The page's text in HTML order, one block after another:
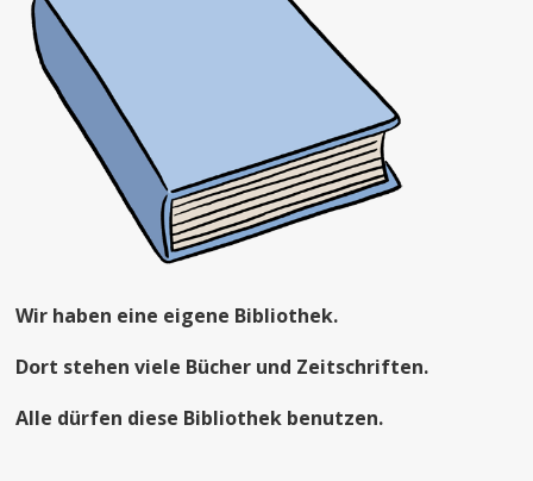
Wir haben eine eigene Bibliothek.
Dort stehen viele Bücher und Zeitschriften.
Alle dürfen diese Bibliothek benutzen.